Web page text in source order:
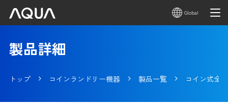
Global
製品詳細
トップ コインランドリー機器 製品一覧 コイン式全